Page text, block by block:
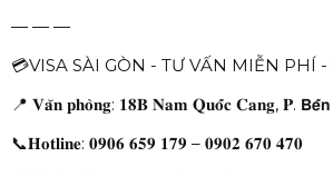
— — —
💳VISA SÀI GÒN - TƯ VẤN MIỄN PHÍ
📍 𝐕𝐚̆𝐧 𝐩𝐡𝐨̀𝐧𝐠: 𝟏𝟖𝐁 𝐍𝐚𝐦 𝐐𝐮𝐨̂́𝐜 𝐂𝐚𝐧𝐠, 𝐏.
📞𝐇𝐨𝐭𝐥𝐢𝐧𝐞: 𝟎𝟗𝟎𝟔 𝟔𝟓𝟗 𝟏𝟕𝟗 – 𝟎𝟗𝟎𝟐 𝟔𝟕𝟎 𝟒𝟕𝟎